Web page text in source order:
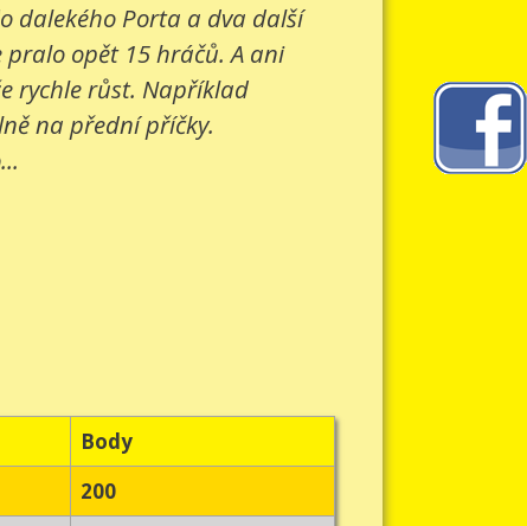
dalekého Porta a dva další
pralo opět 15 hráčů. A ani
rychle růst. Například
na přední příčky.
Body
200